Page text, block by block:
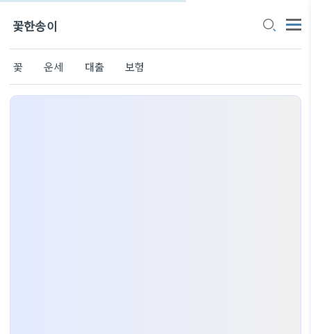
꽃한송이
꽃 운세 대출 보험